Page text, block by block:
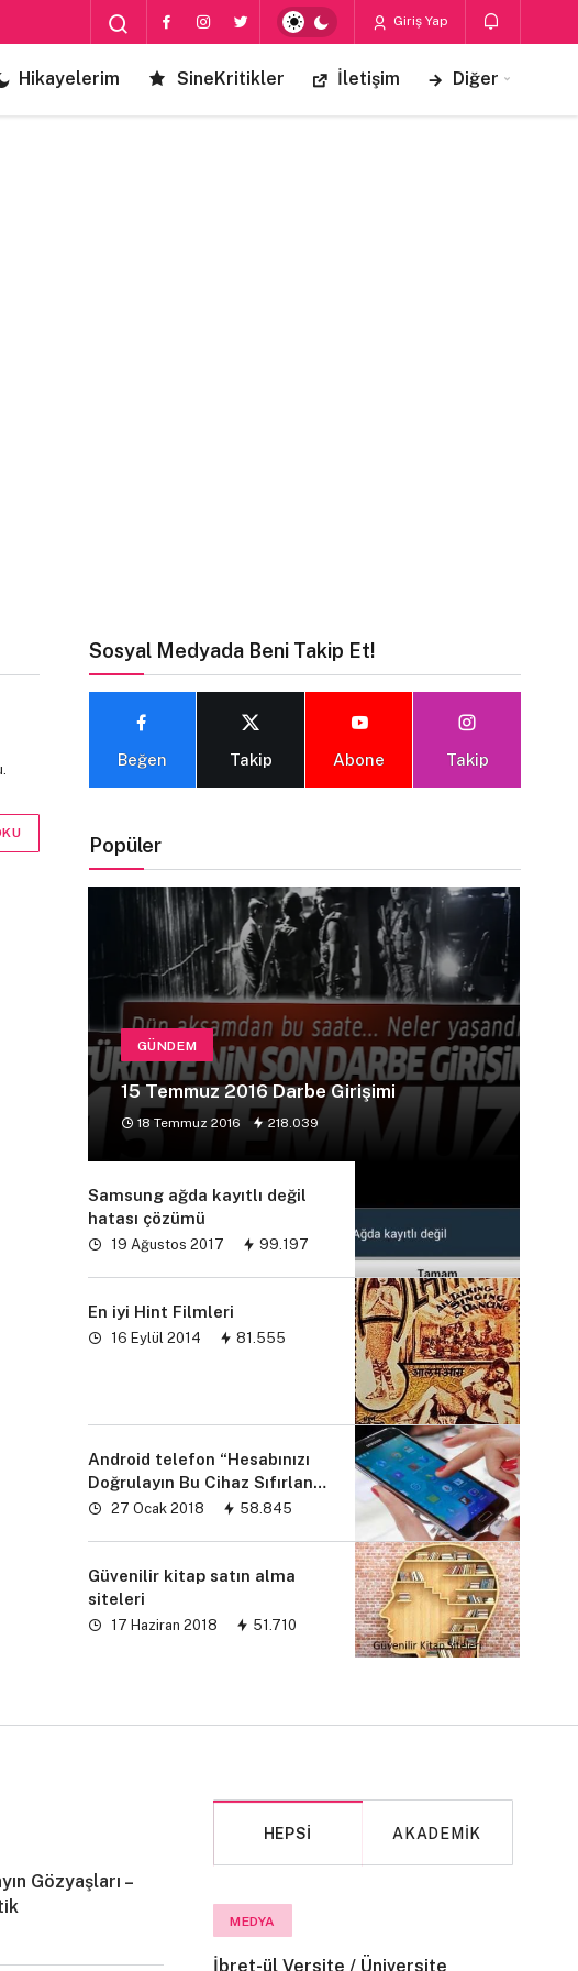
Giriş Yap
Hikayelerim SineKritikler İletişim Diğer
Sosyal Medyada Beni Takip Et!
Beğen Takip Abone Takip
Popüler
GÜNDEM
15 Temmuz 2016 Darbe Girişimi
18 Temmuz 2016 218.039
Samsung ağda kayıtlı değil
hatası çözümü
19 Ağustos 2017 99.197
En iyi Hint Filmleri
16 Eylül 2014 81.555
Android telefon “Hesabınızı
Doğrulayın Bu Cihaz Sıfırlandı
sorunu” çözümü
27 Ocak 2018 58.845
Güvenilir kitap satın alma
siteleri
17 Haziran 2018 51.710
Gözyaşları –
HEPSI AKADEMIK
MEDYA
İbret-ül Versite / Üniversite